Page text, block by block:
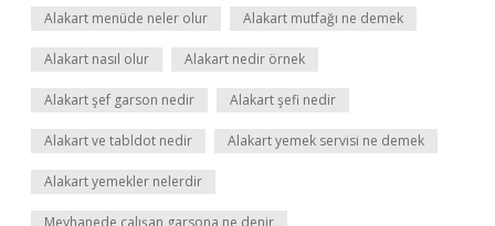
Alakart menüde neler olur Alakart mutfağı ne demek
Alakart nasıl olur Alakart nedir örnek
Alakart şef garson nedir Alakart şefi nedir
Alakart ve tabldot nedir Alakart yemek servisi ne demek
Alakart yemekler nelerdir
Meyhanede çalışan garsona ne denir